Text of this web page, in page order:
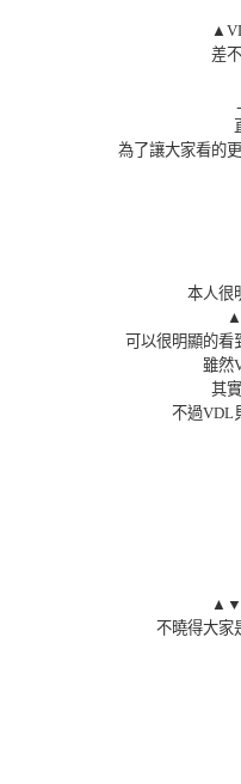
▲
差
為了讓大家看的
本人很
▲
可以很明顯的看
雖然
其
不過VDL
▲ ▼
不曉得大家